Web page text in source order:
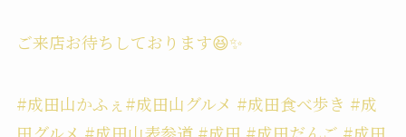
ご来店お待ちしております😆✨
#成田山かふぇ#成田山グルメ #成田食べ歩き #成